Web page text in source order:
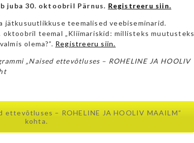
juba 30. oktoobril Pärnus. Registreeru siin.
jätkusuutlikkuse teemalised veebiseminarid.
oktoobril teemal „Kliimariskid: millisteks muutusteks
olema?”. Registreeru siin.
„Naised ettevõtluses – ROHELINE JA HOOLIV
ettevõtluses – ROHELINE JA HOOLIV MAAILM“
kohta.